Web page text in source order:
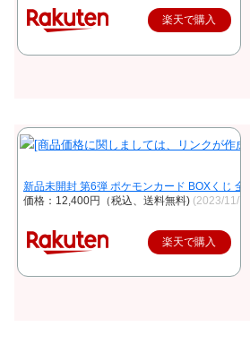
楽天で購入
新品未開封 第6弾 ポケモンカード BOXくじ
価格：12,400円（税込、送料無料) (2023/11/7
楽天で購入